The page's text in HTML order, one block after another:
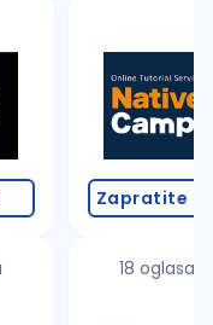
(koristite č, ć, š, đ,
grad
pretrage
Zapratite
18 oglasa